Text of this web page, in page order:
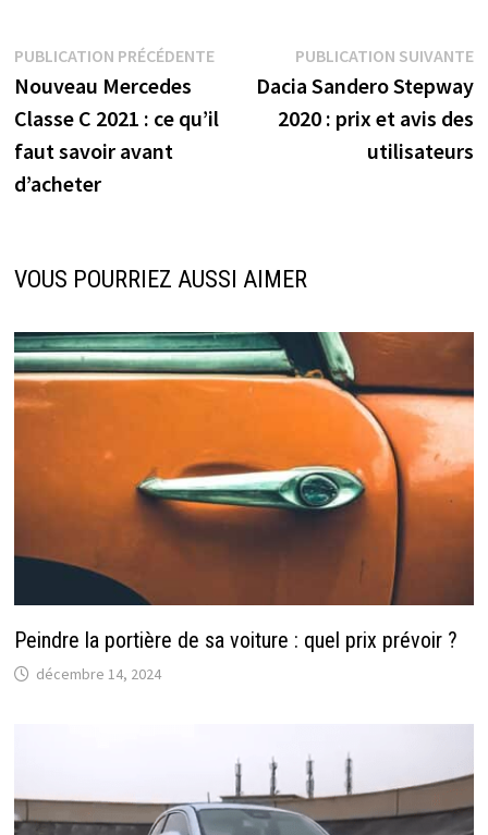
Navigation
de
l’article
PUBLICATION PRÉCÉDENTEPublication
précédente :
Nouveau Mercedes
Classe C 2021 : ce qu’il
faut savoir avant
d’acheter
PUBLICATION SUIVANTE
Dacia Sandero Stepway
2020 : prix et avis des
utilisateurs
VOUS POURRIEZ AUSSI AIMER
Peindre la portière de sa voiture : quel prix prévoir ?
décembre 14, 2024